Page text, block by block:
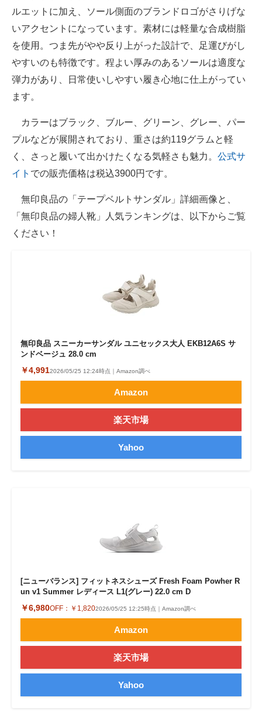
ルエットに加え、ソール側面のブランドロゴがさりげな
いアクセントになっています。素材には軽量な合成樹脂
を使用。つま先がやや反り上がった設計で、足運びがし
やすいのも特徴です。程よい厚みのあるソールは適度な
弾力があり、日常使いしやすい履き心地に仕上がってい
ます。
カラーはブラック、ブルー、グリーン、グレー、パー
プルなどが展開されており、重さは約119グラムと軽
く、さっと履いて出かけたくなる気軽さも魅力。 公式サ
イト での販売価格は税込3900円です。
無印良品の「テープベルトサンダル」詳細画像と、
「無印良品の婦人靴」人気ランキングは、以下からご覧
ください！
無印良品 スニーカーサンダル ユニセックス大人 EKB12A6S サ
ンドベージュ 28.0 cm
￥4,9912026/05/25 12:24時点｜Amazon調べ
Amazon
楽天市場
Yahoo
[ニューバランス] フィットネスシューズ Fresh Foam Powher R
un v1 Summer レディース L1(グレー) 22.0 cm D
￥6,980OFF： ￥1,8202026/05/25 12:25時点｜Amazon調べ
Amazon
楽天市場
Yahoo